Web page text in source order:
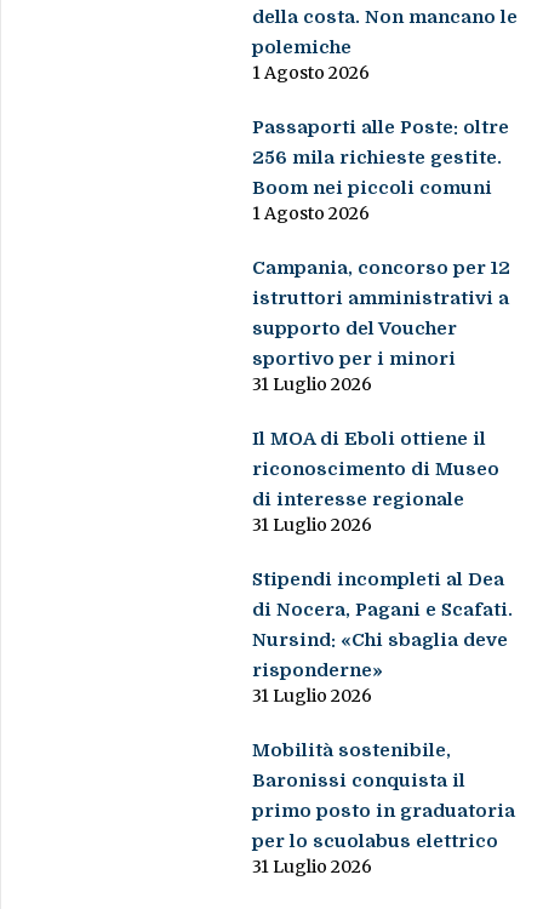
della costa. Non mancano le
polemiche
1 Agosto 2026
Passaporti alle Poste: oltre
256 mila richieste gestite.
Boom nei piccoli comuni
1 Agosto 2026
Campania, concorso per 12
istruttori amministrativi a
supporto del Voucher
sportivo per i minori
31 Luglio 2026
Il MOA di Eboli ottiene il
riconoscimento di Museo
di interesse regionale
31 Luglio 2026
Stipendi incompleti al Dea
di Nocera, Pagani e Scafati.
Nursind: «Chi sbaglia deve
risponderne»
31 Luglio 2026
Mobilità sostenibile,
Baronissi conquista il
primo posto in graduatoria
per lo scuolabus elettrico
31 Luglio 2026